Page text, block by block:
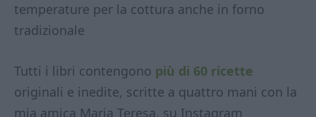
temperature per la cottura anche in forno
tradizionale
Tutti i libri contengono più di 60 ricette
originali e inedite, scritte a quattro mani con la
mia amica Maria Teresa, su Instagram